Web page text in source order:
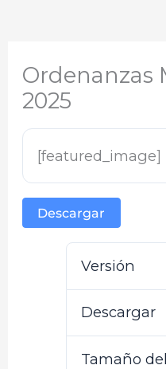
Ordenanzas
2025
[featured_image]
Descargar
Versión
Descargar
Tamaño